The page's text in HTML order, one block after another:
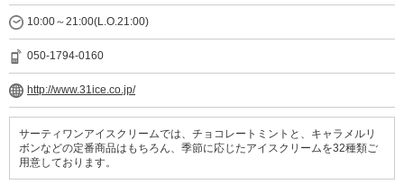
10:00～21:00(L.O.21:00)
050-1794-0160
http://www.31ice.co.jp/
サーティワンアイスクリームでは、チョコレートミントと、キャラメルリ
ボンなどの定番商品はもちろん、季節に応じたアイスクリームを32種類ご
用意しております。